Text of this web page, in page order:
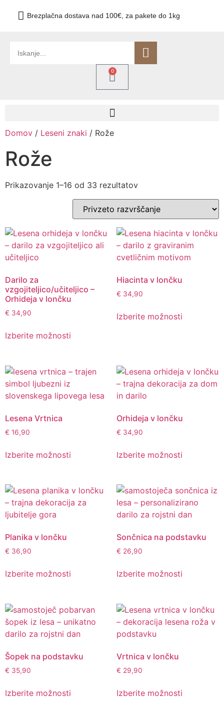
Brezplačna dostava nad 100€, za pakete do 1kg
0
Domov / Leseni znaki / Rože
Rože
Prikazovanje 1–16 od 33 rezultatov
Darilo za
vzgojiteljico/učiteljico –
Orhideja v lončku
€ 34,90
Izberite možnosti
Hiacinta v lončku
€ 34,90
Izberite možnosti
Lesena Vrtnica
€ 16,90
Izberite možnosti
Orhideja v lončku
€ 34,90
Izberite možnosti
Planika v lončku
€ 36,90
Izberite možnosti
Sončnica na podstavku
€ 26,90
Izberite možnosti
Šopek na podstavku
€ 35,90
Izberite možnosti
Vrtnica v lončku
€ 29,90
Izberite možnosti